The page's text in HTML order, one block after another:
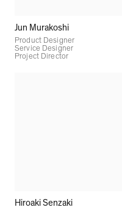
Jun Murakoshi
Product Designer
Service Designer
Project Director
Hiroaki Senzaki